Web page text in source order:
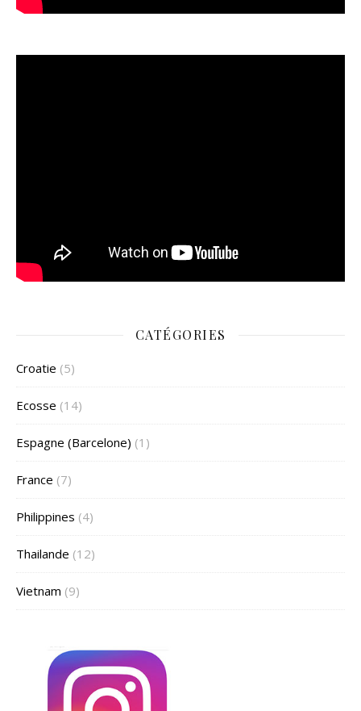
CATÉGORIES
Croatie (5)
Ecosse (14)
Espagne (Barcelone) (1)
France (7)
Philippines (4)
Thailande (12)
Vietnam (9)